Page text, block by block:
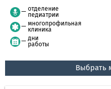
отделение
педиатрии
многопрофильная
клиника
дни
работы
Выбрать